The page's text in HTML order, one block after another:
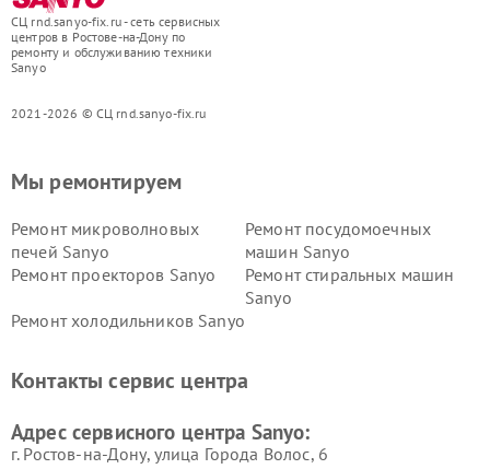
СЦ rnd.sanyo-fix.ru - сеть сервисных
центров в Ростове-на-Дону по
ремонту и обслуживанию техники
Sanyo
2021-2026 © СЦ rnd.sanyo-fix.ru
Мы ремонтируем
Ремонт микроволновых
печей Sanyo
Ремонт посудомоечных
машин Sanyo
Ремонт проекторов Sanyo
Ремонт стиральных машин
Sanyo
Ремонт холодильников Sanyo
Контакты сервис центра
Адрес сервисного центра Sanyo:
г. Ростов-на-Дону, улица Города Волос, 6